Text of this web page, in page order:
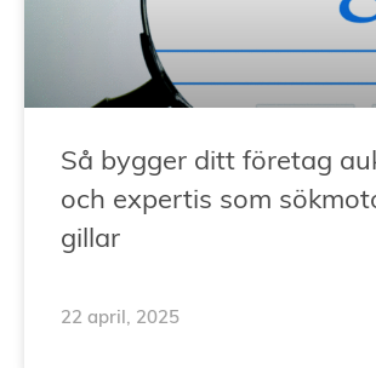
Så bygger ditt företag
och expertis som
gillar
22 april, 2025